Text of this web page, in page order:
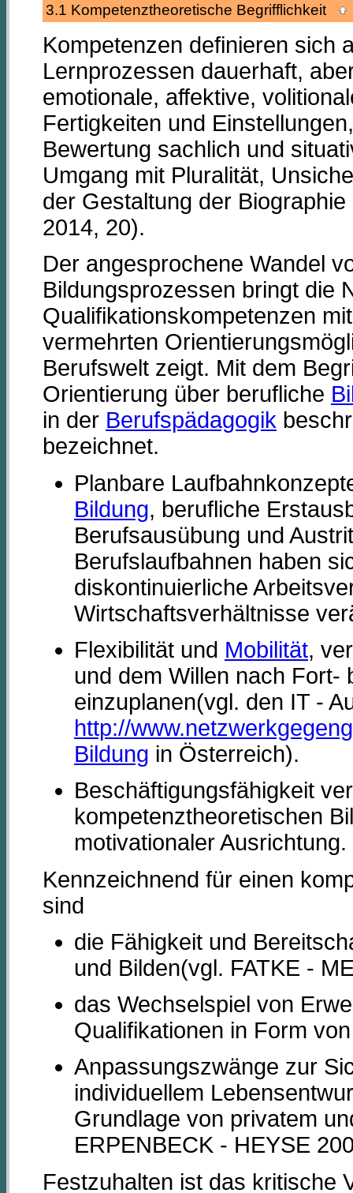
3.1 Kompetenztheoretische Begrifflichkeit
Kompetenzen definieren sich
Lernprozessen dauerhaft,
emotionale, affektive,
Fertigkeiten und
Bewertung sachlich und
Umgang mit Pluralität,
der Gestaltung der
2014, 20).
Der angesprochene Wandel
Bildungsprozessen bringt die
Qualifikationskompetenzen
vermehrten
Berufswelt zeigt. Mit dem
Orientierung über berufliche
in der Berufspädagogik
bezeichnet.
Planbare
Bildung, berufliche
Berufsausübung und
Berufslaufbahnen haben
diskontinuierliche
Wirtschaftsverhältnisse
Flexibilität und Mobilität,
und dem Willen nach Fort-
einzuplanen(vgl. den IT -
http://
Bildung in Österreich).
Beschäftigungsfähigkeit
kompetenztheoretischen
motivationaler Ausrichtung.
Kennzeichnend für einen
sind
die Fähigkeit und
und Bilden(vgl. FATKE -
das Wechselspiel von
Qualifikationen in Form
Anpassungszwänge zur
individuellem
Grundlage von privatem
ERPENBECK - HEYSE
Festzuhalten ist das kritische